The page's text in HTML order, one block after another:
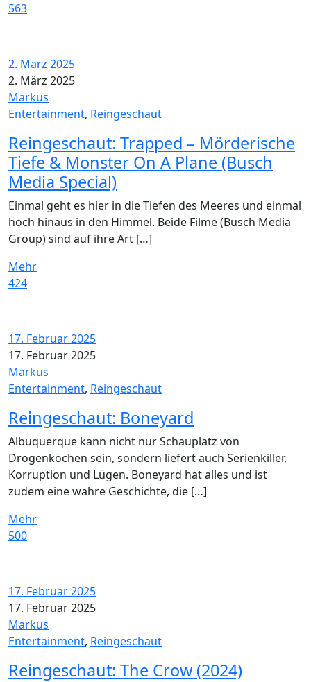
563
2. März 2025
2. März 2025
Markus
Entertainment, Reingeschaut
Reingeschaut: Trapped – Mörderische
Tiefe & Monster On A Plane (Busch
Media Special)
Einmal geht es hier in die Tiefen des Meeres und einmal
hoch hinaus in den Himmel. Beide Filme (Busch Media
Group) sind auf ihre Art […]
Mehr
424
17. Februar 2025
17. Februar 2025
Markus
Entertainment, Reingeschaut
Reingeschaut: Boneyard
Albuquerque kann nicht nur Schauplatz von
Drogenköchen sein, sondern liefert auch Serienkiller,
Korruption und Lügen. Boneyard hat alles und ist
zudem eine wahre Geschichte, die […]
Mehr
500
17. Februar 2025
17. Februar 2025
Markus
Entertainment, Reingeschaut
Reingeschaut: The Crow (2024)